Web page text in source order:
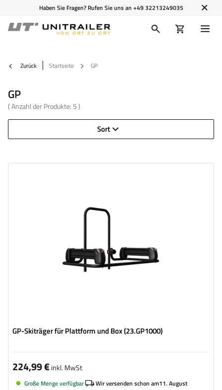
Haben Sie Fragen? Rufen Sie uns an +49 32213249035
Zurück Startseite GP
GP
( Anzahl der Produkte: 5)
Sort
GP-Skiträger für Plattform und Box (23.GP1000)
224,99 €inkl. MwSt
Große Menge verfügbar Wir versenden schon am11. August